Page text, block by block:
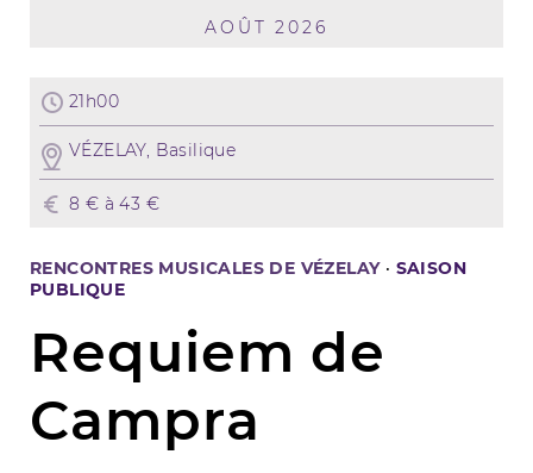
AOÛT 2026
21h00
VÉZELAY, Basilique
8 € à 43 €
RENCONTRES MUSICALES DE VÉZELAY· SAISON
PUBLIQUE
Requiem de
Campra